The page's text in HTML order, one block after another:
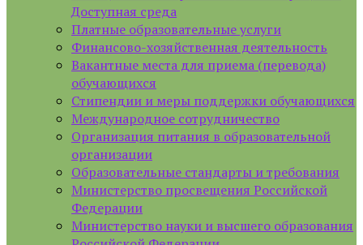
Доступная среда
Платные образовательные услуги
Финансово-хозяйственная деятельность
Вакантные места для приема (перевода)
обучающихся
Стипендии и меры поддержки обучающихся
Международное сотрудничество
Организация питания в образовательной
организации
Образовательные стандарты и требования
Министерство просвещения Российской
Федерации
Министерство науки и высшего образования